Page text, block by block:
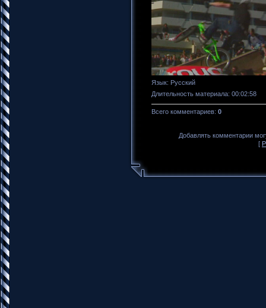
Язык: Русский
Длительность материала: 00:02:58
Всего комментариев: 0
Добавлять комментарии
[